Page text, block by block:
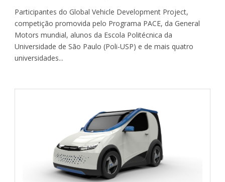
Participantes do Global Vehicle Development Project,
competição promovida pelo Programa PACE, da General
Motors mundial, alunos da Escola Politécnica da
Universidade de São Paulo (Poli-USP) e de mais quatro
universidades...